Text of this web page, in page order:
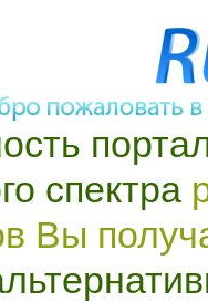
спектра
Вы